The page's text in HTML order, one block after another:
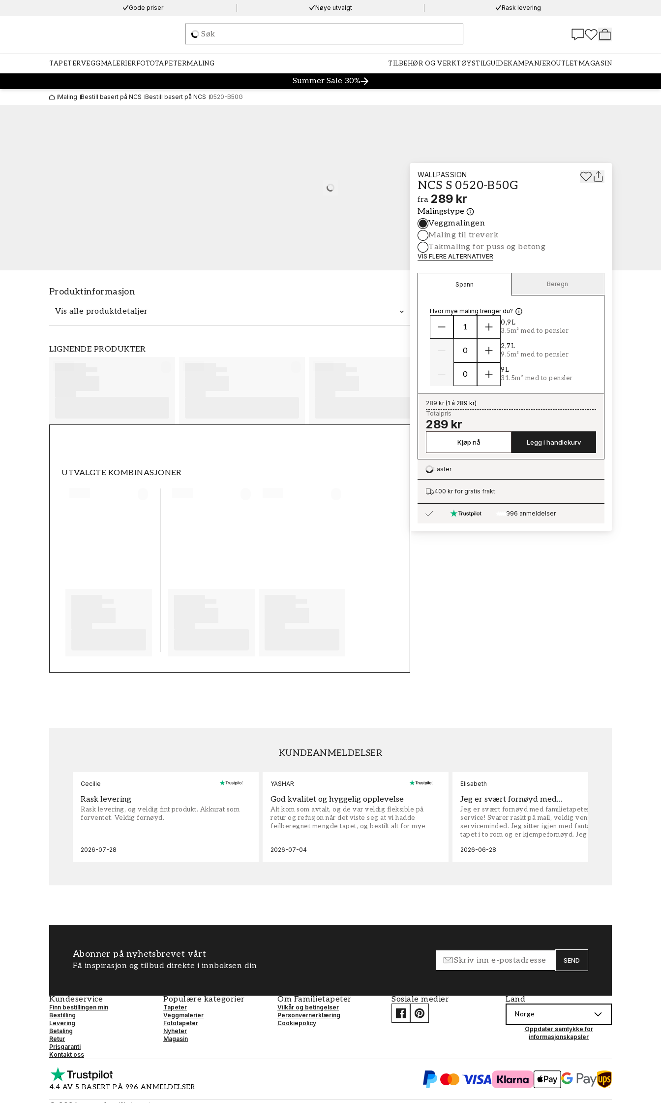
Gode priser Nøye utvalgt Rask levering
Loading…
TAPETERVEGGMALERIERFOTOTAPETERMALING TILBEHØR OG VERKTØYSTILGUIDEKAMPANJEROUTLETMAGASIN
Summer Sale 30%
Maling Bestill basert på NCS Bestill basert på NCS 0520-B50G
Loading…
Produktinformasjon
Vis alle produktdetaljer
LIGNENDE PRODUKTER
UTVALGTE KOMBINASJONER
WALLPASSION
NCS S 0520-B50G
fra 289 kr
Malingstype
Veggmalingen
Maling til treverk
Takmaling for puss og betong
VIS FLERE ALTERNATIVER
Spann Beregn
Hvor mye maling trenger du?
0,9L
3.5m² med to pensler
2,7L
9.5m² med to pensler
9L
31.5m² med to pensler
289 kr(1 á 289 kr)
Totalpris
289 kr
Kjøp nå Legg i handlekurv
Loading…
Laster
400 kr for gratis frakt
996 anmeldelser
KUNDEANMELDELSER
Cecilie
Rask levering
Rask levering, og veldig fint produkt. Akkurat som
forventet. Veldig fornøyd.
2026-07-28
YASHAR
God kvalitet og hyggelig opplevelse
Alt kom som avtalt, og de var veldig fleksible på
retur og refusjon når det viste seg at vi hadde
feilberegnet mengde tapet, og bestilt alt for mye
2026-07-04
Elisabeth
Jeg er svært fornøyd med…
Jeg er svært fornøyd med familietapeter. Maken til
service! Svarer raskt på mail, veldig vennlige og
serviceminded. Jeg sitter igjen med fantastisk fin
tapet i to rom og er kjempefornøyd. Jeg anbefaler
2026-06-28
Abonner på nyhetsbrevet vårt
Få inspirasjon og tilbud direkte i innboksen din
SEND
Kundeservice
Finn bestillingen min
Bestilling
Levering
Betaling
Retur
Prisgaranti
Kontakt oss
Populære kategorier
Tapeter
Veggmalerier
Fototapeter
Nyheter
Magasin
Om Familietapeter
Vilkår og betingelser
Personvernerklæring
Cookiepolicy
Sosiale medier Land
Norge
Oppdater samtykke for
informasjonskapsler
4.4 AV 5 BASERT PÅ 996 ANMELDELSER